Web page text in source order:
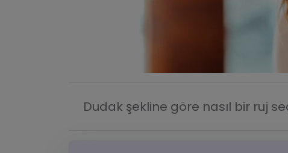
Dudak şekline göre nasıl bir ruj